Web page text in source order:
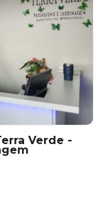
Verde -